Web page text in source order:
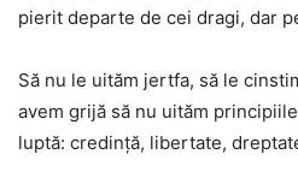
pierit departe de cei dragi, dar
Să nu le uităm jertfa, să le
avem grijă să nu uităm
luptă: credinţă, libertate,